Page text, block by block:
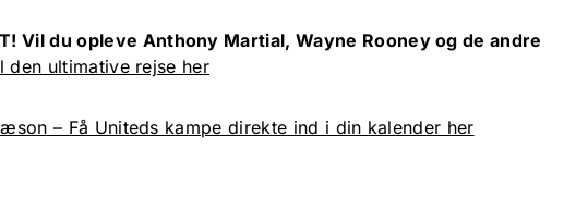
Vil du opleve Anthony Martial, Wayne Rooney og de andre
den ultimative rejse her
– Få Uniteds kampe direkte ind i din kalender her